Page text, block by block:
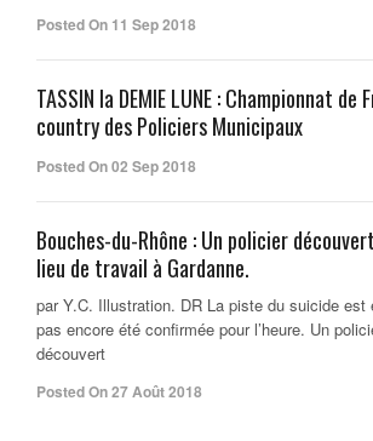
Posted On 11 Sep 2018
TASSIN la DEMIE LUNE : Championnat de
country des Policiers Municipaux
Posted On 02 Sep 2018
Bouches-du-Rhône : Un policier
lieu de travail à Gardanne.
par Y.C. Illustration. DR La piste du suicide est
pas encore été confirmée pour l’heure. Un
découvert
Posted On 27 Août 2018